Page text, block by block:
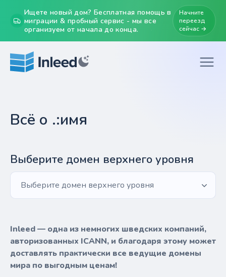
Ищете новый дом? Бесплатная помощь в
миграции & пробный сервис - мы все
организуем от начала до конца.
Начните
переезд
сейчас →
Всё о .:имя
Выберите домен верхнего уровня
Выберите домен верхнего уровня
Inleed — одна из немногих шведских компаний,
авторизованных ICANN, и благодаря этому может
доставлять практически все ведущие домены
мира по выгодным ценам!